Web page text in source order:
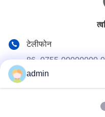
टेलीफोन
86- 0755-00000000-
admin